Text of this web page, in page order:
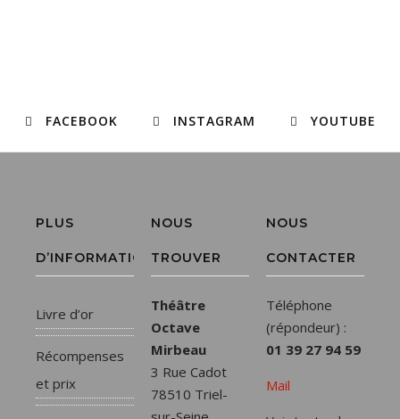
FACEBOOK INSTAGRAM YOUTUBE
PLUS
D’INFORMATIONS
Livre d’or
Récompenses
et prix
NOUS
TROUVER
Théâtre
Octave
Mirbeau
3 Rue Cadot
78510 Triel-
NOUS
CONTACTER
Téléphone
(répondeur) :
01 39 27 94 59
Mail